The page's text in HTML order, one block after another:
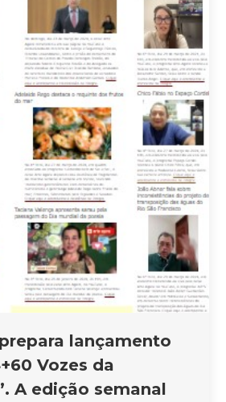
lançamento
Vozes da
A edição semanal